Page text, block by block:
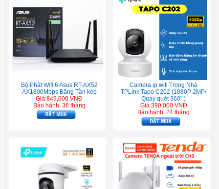
Bộ Phát Wifi 6 Asus RT-AX52
AX1800Mbps Băng Tần kép
Giá:849,000 VNĐ
Bảo hành: 36 tháng
Camera ip wifi Trong Nhà
TPLink Tapo C202 (1080P 2MP/
Quay quét 360" )
Giá:390,000 VNĐ
Bảo hành: 24 tháng